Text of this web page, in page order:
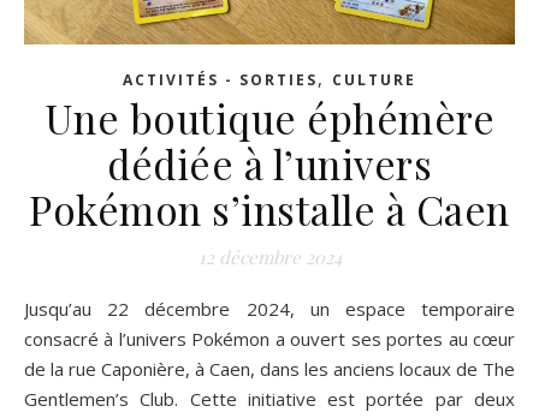
ACTIVITÉS - SORTIES, CULTURE
Une boutique éphémère
dédiée à l’univers
Pokémon s’installe à Caen
12 décembre 2024
Jusqu’au 22 décembre 2024, un espace temporaire
consacré à l’univers Pokémon a ouvert ses portes au cœur
de la rue Caponière, à Caen, dans les anciens locaux de The
Gentlemen’s Club. Cette initiative est portée par deux